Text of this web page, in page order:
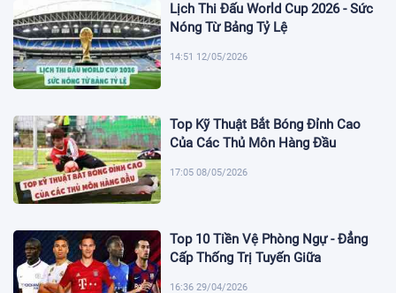
Lịch Thi Đấu World Cup 2026 - Sức
Nóng Từ Bảng Tỷ Lệ
14:51 12/05/2026
Top Kỹ Thuật Bắt Bóng Đỉnh Cao
Của Các Thủ Môn Hàng Đầu
17:05 08/05/2026
Top 10 Tiền Vệ Phòng Ngự - Đẳng
Cấp Thống Trị Tuyến Giữa
16:36 29/04/2026